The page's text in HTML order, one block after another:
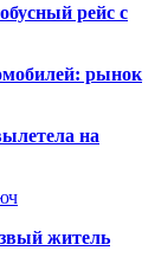
рейс с
рынок
на
житель